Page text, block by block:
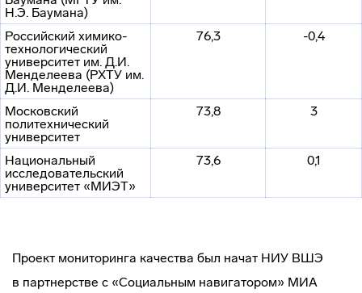
Н.Э. Баумана)
Российский химико-
технологический
университет им. Д.И.
Менделеева (РХТУ им.
Д.И. Менделеева)
76,3 -0,4
Московский
политехнический
университет
73,8 3
Национальный
исследовательский
университет «МИЭТ»
73,6 0,1
Проект мониторинга качества был начат НИУ ВШЭ
в партнерстве с «Социальным навигатором» МИА